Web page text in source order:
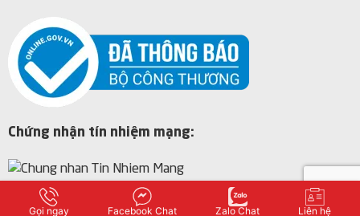
Chứng nhận tín nhiệm mạng:
Gọi ngay Facebook Chat Zalo Chat Liên hệ